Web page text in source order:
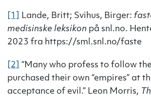
[1] Lande, Britt; Svihus, Birger:
medisinske leksikon på snl.no.
2023 fra https://sml.snl.no/faste
[2]
“Many who profess to follow
purchased their own “empires” at
acceptance of evil.” Leon Morris,